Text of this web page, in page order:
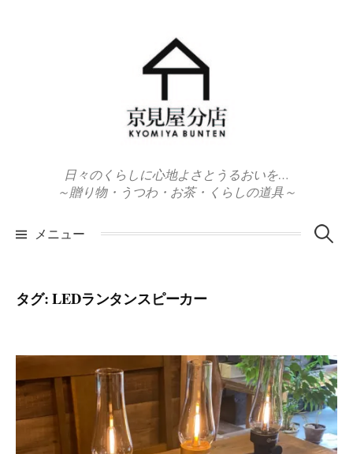
日々のくらしに心地よさとうるおいを…
～贈り物・うつわ・お茶・くらしの道具～
メニュー 検
タグ:LEDランタンスピーカー